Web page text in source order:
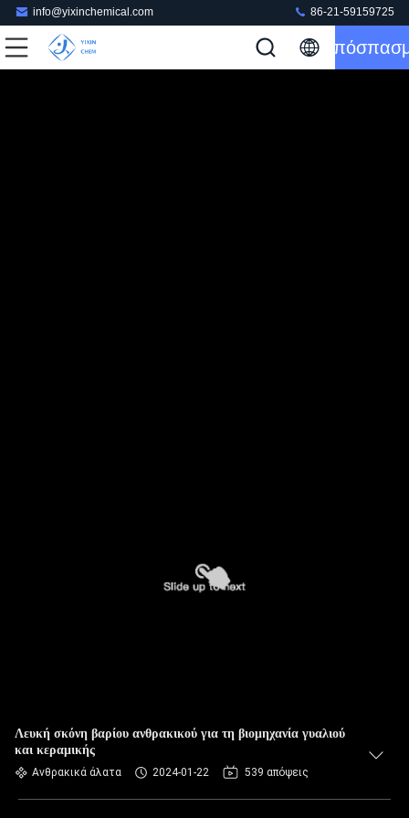
info@yixinchemical.com 86-21-59159725
Λευκή σκόνη βαρίου ανθρακικού για τη βιομηχανία γυαλιού
και κεραμικής
Ανθρακικά άλατα 2024-01-22 539 απόψεις